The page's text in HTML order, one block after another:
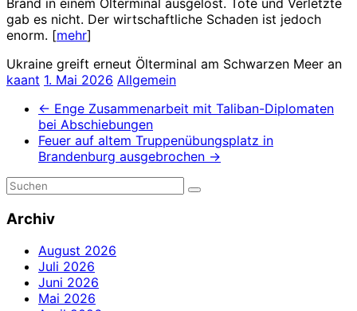
gab es nicht. Der wirtschaftliche Schaden ist jedoch
enorm. [mehr]
Ukraine greift erneut Ölterminal am Schwarzen Meer an
kaant 1. Mai 2026 Allgemein
← Enge Zusammenarbeit mit Taliban-Diplomaten
bei Abschiebungen
Feuer auf altem Truppenübungsplatz in
Brandenburg ausgebrochen →
Archiv
August 2026
Juli 2026
Juni 2026
Mai 2026